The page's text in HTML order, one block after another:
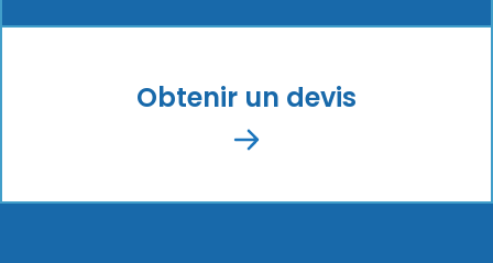
Obtenir un devis